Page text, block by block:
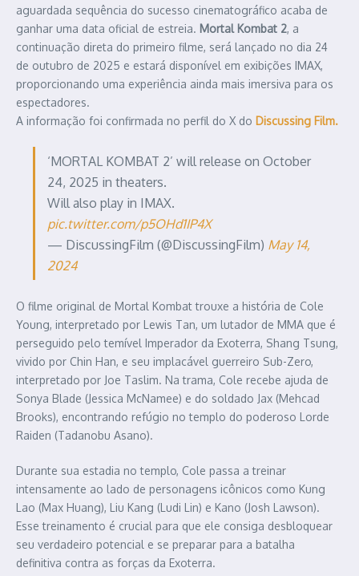
aguardada sequência do sucesso cinematográfico acaba de
ganhar uma data oficial de estreia. Mortal Kombat 2, a
continuação direta do primeiro filme, será lançado no dia 24
de outubro de 2025 e estará disponível em exibições IMAX,
proporcionando uma experiência ainda mais imersiva para os
espectadores.
A informação foi confirmada no perfil do X do Discussing Film.
‘MORTAL KOMBAT 2’ will release on October
24, 2025 in theaters.
Will also play in IMAX.
pic.twitter.com/p5OHd1IP4X
— DiscussingFilm (@DiscussingFilm) May 14,
2024
O filme original de Mortal Kombat trouxe a história de Cole
Young, interpretado por Lewis Tan, um lutador de MMA que é
perseguido pelo temível Imperador da Exoterra, Shang Tsung,
vivido por Chin Han, e seu implacável guerreiro Sub-Zero,
interpretado por Joe Taslim. Na trama, Cole recebe ajuda de
Sonya Blade (Jessica McNamee) e do soldado Jax (Mehcad
Brooks), encontrando refúgio no templo do poderoso Lorde
Raiden (Tadanobu Asano).
Durante sua estadia no templo, Cole passa a treinar
intensamente ao lado de personagens icônicos como Kung
Lao (Max Huang), Liu Kang (Ludi Lin) e Kano (Josh Lawson).
Esse treinamento é crucial para que ele consiga desbloquear
seu verdadeiro potencial e se preparar para a batalha
definitiva contra as forças da Exoterra.